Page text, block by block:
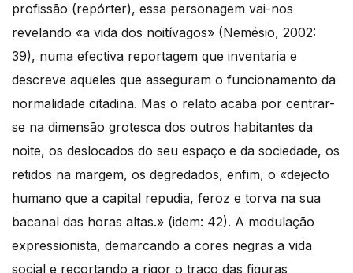
profissão (repórter), essa personagem vai-nos
revelando «a vida dos noitívagos» (Nemésio, 2002:
39), numa efectiva reportagem que inventaria e
descreve aqueles que asseguram o funcionamento da
normalidade citadina. Mas o relato acaba por centrar-
se na dimensão grotesca dos outros habitantes da
noite, os deslocados do seu espaço e da sociedade, os
retidos na margem, os degredados, enfim, o «dejecto
humano que a capital repudia, feroz e torva na sua
bacanal das horas altas.» (idem: 42). A modulação
expressionista, demarcando a cores negras a vida
social e recortando a rigor o traço das figuras